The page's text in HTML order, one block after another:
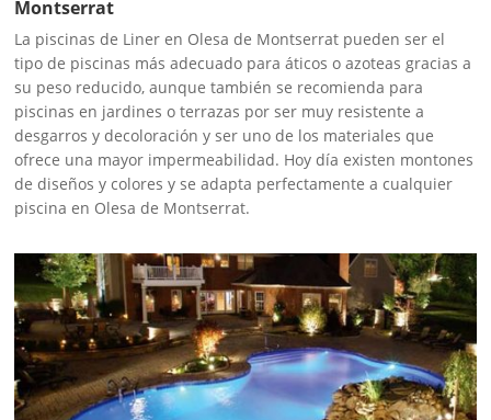
Montserrat
La piscinas de Liner en Olesa de Montserrat pueden ser el
tipo de piscinas más adecuado para áticos o azoteas gracias a
su peso reducido, aunque también se recomienda para
piscinas en jardines o terrazas por ser muy resistente a
desgarros y decoloración y ser uno de los materiales que
ofrece una mayor impermeabilidad. Hoy día existen montones
de diseños y colores y se adapta perfectamente a cualquier
piscina en Olesa de Montserrat.